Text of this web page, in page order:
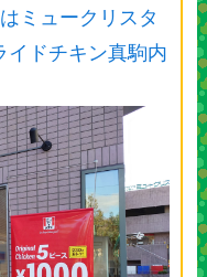
ミュークリスタ
イドチキン真駒内